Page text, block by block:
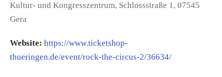
Kultur- und Kongresszentrum, Schlossstraße 1, 07545
Gera
Website: https://www.ticketshop-
thueringen.de/event/rock-the-circus-2/36634/